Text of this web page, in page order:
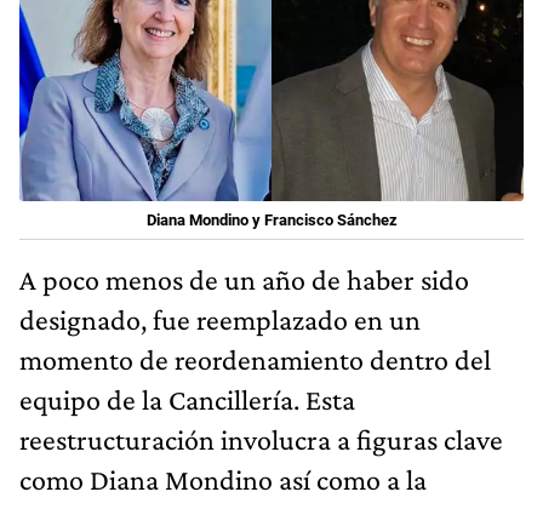
Diana Mondino y Francisco Sánchez
A poco menos de un año de haber sido
designado, fue reemplazado en un
momento de reordenamiento dentro del
equipo de la Cancillería. Esta
reestructuración involucra a figuras clave
como Diana Mondino así como a la